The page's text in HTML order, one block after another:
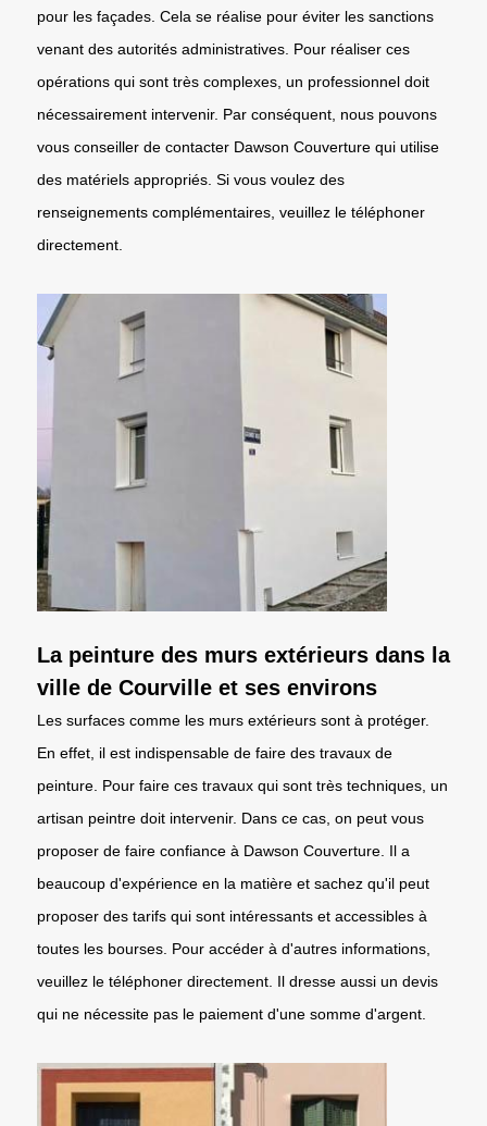
pour les façades. Cela se réalise pour éviter les sanctions
venant des autorités administratives. Pour réaliser ces
opérations qui sont très complexes, un professionnel doit
nécessairement intervenir. Par conséquent, nous pouvons
vous conseiller de contacter Dawson Couverture qui utilise
des matériels appropriés. Si vous voulez des
renseignements complémentaires, veuillez le téléphoner
directement.
La peinture des murs extérieurs dans la
ville de Courville et ses environs
Les surfaces comme les murs extérieurs sont à protéger.
En effet, il est indispensable de faire des travaux de
peinture. Pour faire ces travaux qui sont très techniques, un
artisan peintre doit intervenir. Dans ce cas, on peut vous
proposer de faire confiance à Dawson Couverture. Il a
beaucoup d'expérience en la matière et sachez qu'il peut
proposer des tarifs qui sont intéressants et accessibles à
toutes les bourses. Pour accéder à d'autres informations,
veuillez le téléphoner directement. Il dresse aussi un devis
qui ne nécessite pas le paiement d'une somme d'argent.